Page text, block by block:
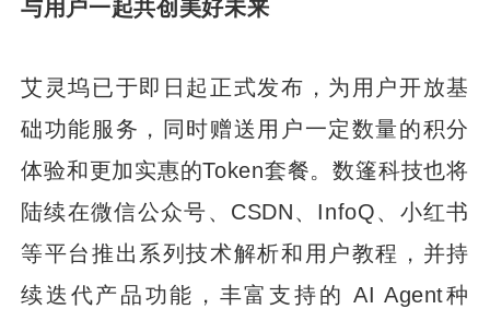
与用户一起共创美好未来
艾灵坞已于即日起正式发布，为用户开放基
础功能服务，同时赠送用户一定数量的积分
体验和更加实惠的Token套餐。数篷科技也将
陆续在微信公众号、CSDN、InfoQ、小红书
等平台推出系列技术解析和用户教程，并持
续迭代产品功能，丰富支持的 AI Agent种